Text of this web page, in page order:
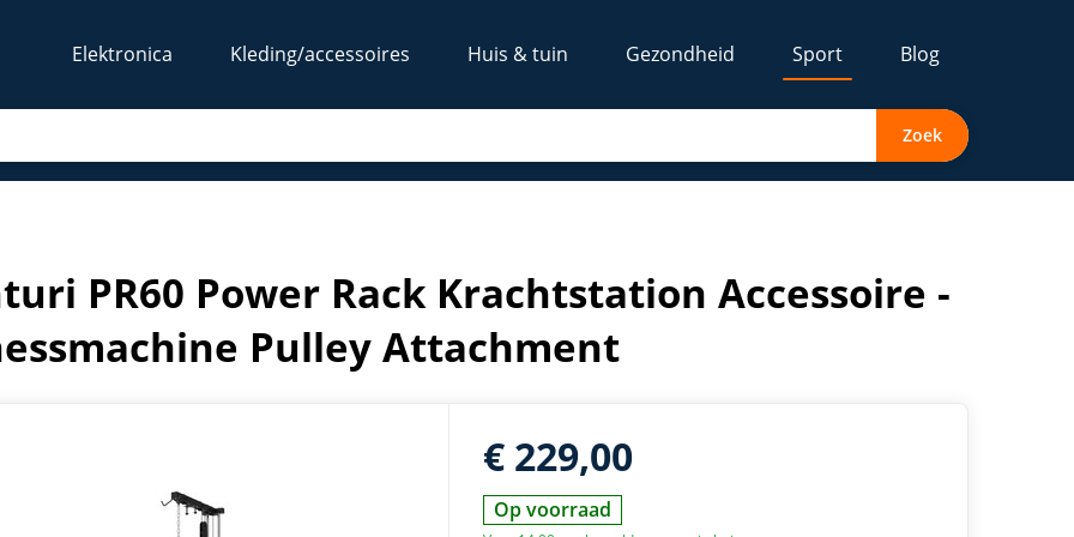
Elektronica Kleding/accessoires Huis & tuin Gezondheid Sport Blog
Zoek
- Fitnessmachine Pulley Attachment
PR60 Power Rack Krachtstation Accessoire -
Pulley Attachment
€ 229,00
Op voorraad